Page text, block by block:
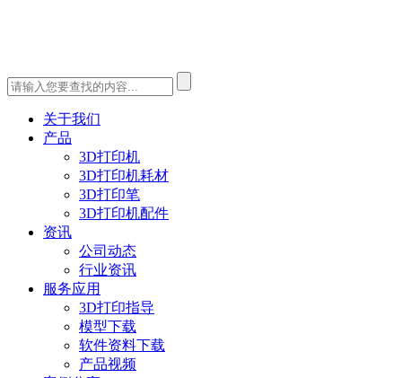
关于我们
产品
3D打印机
3D打印机耗材
3D打印笔
3D打印机配件
资讯
公司动态
行业资讯
服务应用
3D打印指导
模型下载
软件资料下载
产品视频